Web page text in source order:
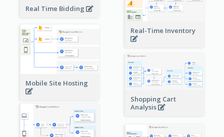
Real Time Bidding
Real-Time Inventory
Mobile Site Hosting
Shopping Cart
Analysis